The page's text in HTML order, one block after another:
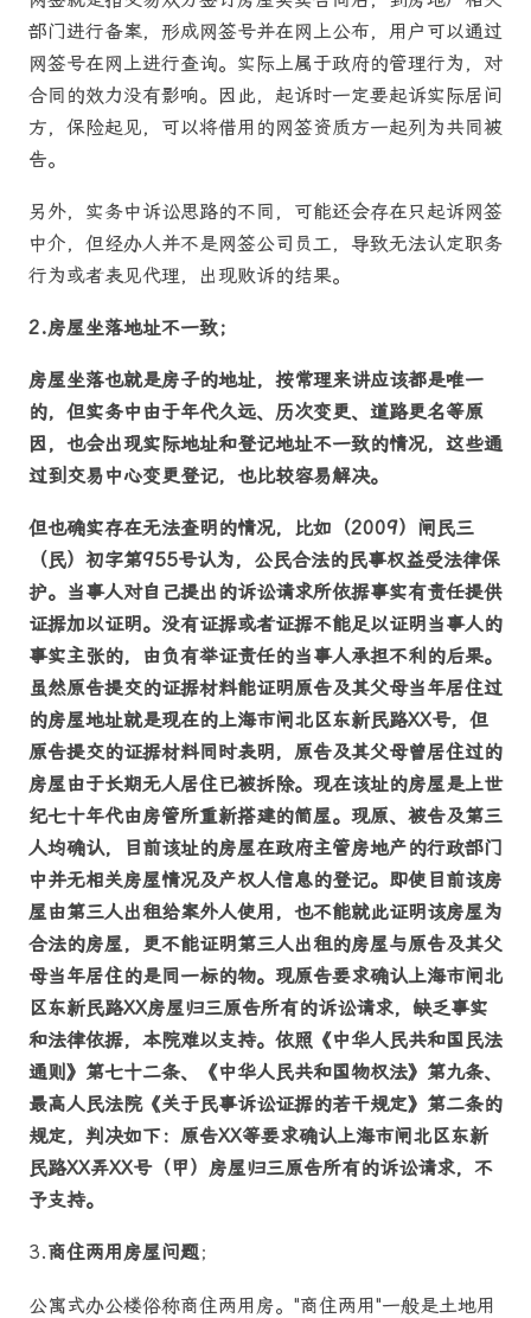
部门进行备案，形成网签号并在网上公布，用户可以通过
网签号在网上进行查询。实际上属于政府的管理行为，对
合同的效力没有影响。因此，起诉时一定要起诉实际居间
方，保险起见，可以将借用的网签资质方一起列为共同被
告。
另外，实务中诉讼思路的不同，可能还会存在只起诉网签
中介，但经办人并不是网签公司员工，导致无法认定职务
行为或者表见代理，出现败诉的结果。
2.房屋坐落地址不一致；
房屋坐落也就是房子的地址，按常理来讲应该都是唯一
的，但实务中由于年代久远、历次变更、道路更名等原
因，也会出现实际地址和登记地址不一致的情况，这些通
过到交易中心变更登记，也比较容易解决。
但也确实存在无法查明的情况，比如（2009）闸民三
（民）初字第955号认为，公民合法的民事权益受法律保
护。当事人对自己提出的诉讼请求所依据事实有责任提供
证据加以证明。没有证据或者证据不能足以证明当事人的
事实主张的，由负有举证责任的当事人承担不利的后果。
虽然原告提交的证据材料能证明原告及其父母当年居住过
的房屋地址就是现在的上海市闸北区东新民路XX号，但
原告提交的证据材料同时表明，原告及其父母曾居住过的
房屋由于长期无人居住已被拆除。现在该址的房屋是上世
纪七十年代由房管所重新搭建的简屋。现原、被告及第三
人均确认，目前该址的房屋在政府主管房地产的行政部门
中并无相关房屋情况及产权人信息的登记。即使目前该房
屋由第三人出租给案外人使用，也不能就此证明该房屋为
合法的房屋，更不能证明第三人出租的房屋与原告及其父
母当年居住的是同一标的物。现原告要求确认上海市闸北
区东新民路XX房屋归三原告所有的诉讼请求，缺乏事实
和法律依据，本院难以支持。依照《中华人民共和国民法
通则》第七十二条、《中华人民共和国物权法》第九条、
最高人民法院《关于民事诉讼证据的若干规定》第二条的
规定，判决如下：原告XX等要求确认上海市闸北区东新
民路XX弄XX号（甲）房屋归三原告所有的诉讼请求，不
予支持。
3.商住两用房屋问题；
公寓式办公楼俗称商住两用房。"商住两用"一般是土地用